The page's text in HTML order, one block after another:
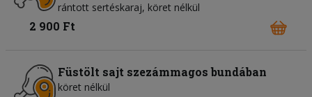
rántott sertéskaraj, köret nélkül
2 900 Ft
Füstölt sajt szezámmagos bundában
köret nélkül